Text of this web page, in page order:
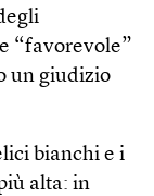
“favorevole”
un giudizio
bianchi e i
alta: in